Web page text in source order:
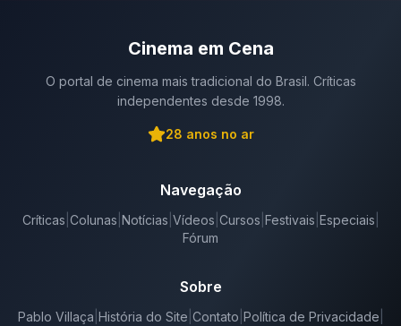
Cinema em Cena
O portal de cinema mais tradicional do Brasil. Críticas
independentes desde 1998.
28 anos no ar
Navegação
Críticas Colunas Notícias Vídeos Cursos Festivais Especiais
Fórum
Sobre
Pablo Villaça História do Site Contato Política de Privacidade